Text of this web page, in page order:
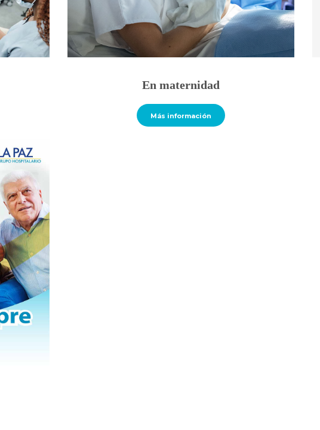
En maternidad
Más información